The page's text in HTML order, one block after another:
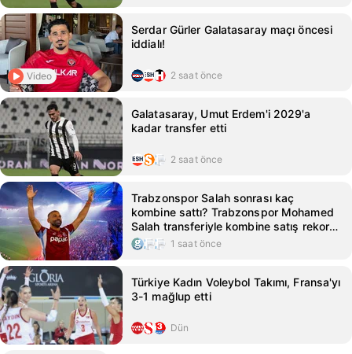
Video
Serdar Gürler Galatasaray maçı öncesi
iddialı!
2 saat önce
Galatasaray, Umut Erdem'i 2029'a
kadar transfer etti
2 saat önce
Trabzonspor Salah sonrası kaç
kombine sattı? Trabzonspor Mohamed
Salah transferiyle kombine satış rekoru
kırdı
1 saat önce
Türkiye Kadın Voleybol Takımı, Fransa'yı
3-1 mağlup etti
Dün